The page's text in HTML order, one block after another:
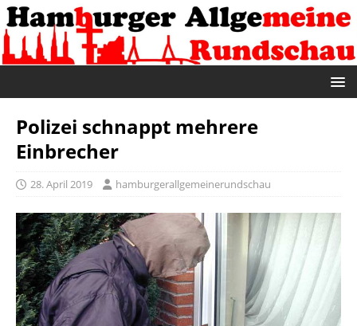
Polizei schnappt mehrere
Einbrecher
28. April 2019 hamburgerallgemeinerundschau